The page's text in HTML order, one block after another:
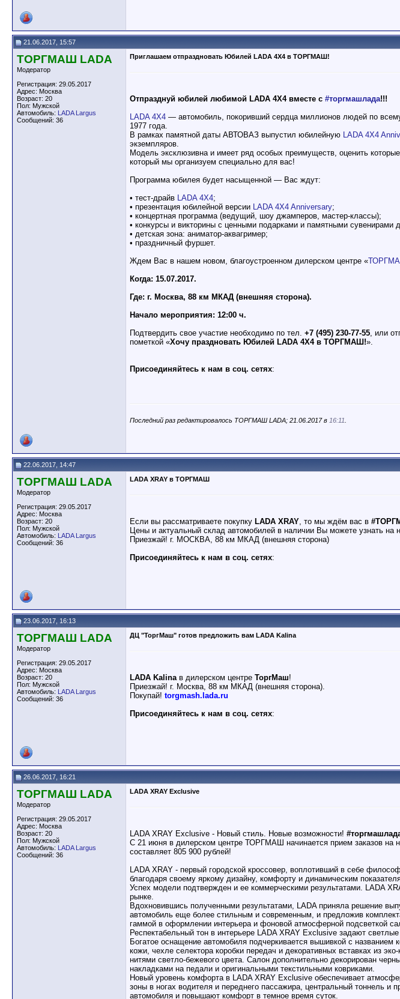
21.06.2017, 15:57
ТОРГМАШ LADA
Модератор
Регистрация: 29.05.2017
Адрес: Москва
Возраст: 20
Пол: Мужской
Автомобиль: LADA Largus
Сообщений: 36
Приглашаем отпраздновать Юбилей LADA 4X4 в ТОРГМАШ!
Отпразднуй юбилей любимой LADA 4X4 вместе с #торгмашлада!!!
LADA 4X4 — автомобиль, покоривший сердца миллионов людей по
1977 года.
В рамках памятной даты АВТОВАЗ выпустил юбилейную LADA 4X4
экземпляров.
Модель эксклюзивна и имеет ряд особых преимуществ, оценить
который мы организуем специально для вас!
Программа юбилея будет насыщенной — Вас ждут:
• тест-драйв LADA 4X4;
• презентация юбилейной версии LADA 4X4 Anniversary;
• концертная программа (ведущий, шоу джамперов, мастер-классы);
• конкурсы и викторины с ценными подарками и памятными сувенирами
• детская зона: аниматор-аквагример;
• праздничный фуршет.
Ждем Вас в нашем новом, благоустроенном дилерском центре «
Когда: 15.07.2017.
Где: г. Москва, 88 км МКАД (внешняя сторона).
Начало мероприятия: 12:00 ч.
Подтвердить свое участие необходимо по тел. +7 (495) 230-77-55, или
пометкой «Хочу праздновать Юбилей LADA 4X4 в ТОРГМАШ!».
Присоединяйтесь к нам в соц. сетях:
Последний раз редактировалось ТОРГМАШ LADA; 21.06.2017 в 16:11
22.06.2017, 14:47
ТОРГМАШ LADA
Модератор
Регистрация: 29.05.2017
Адрес: Москва
Возраст: 20
Пол: Мужской
Автомобиль: LADA Largus
Сообщений: 36
LADA XRAY в ТОРГМАШ
Если вы рассматриваете покупку LADA XRAY, то мы ждём вас в
Цены и актуальный склад автомобилей в наличии Вы можете узнать на
Приезжай! г. МОСКВА, 88 км МКАД (внешняя сторона)
Присоединяйтесь к нам в соц. сетях:
23.06.2017, 16:13
ТОРГМАШ LADA
Модератор
Регистрация: 29.05.2017
Адрес: Москва
Возраст: 20
Пол: Мужской
Автомобиль: LADA Largus
Сообщений: 36
ДЦ "ТоргМаш" готов предложить вам LADA Kalina
LADA Kalinaв дилерском центре ТоргМаш!
Приезжай! г. Москва, 88 км МКАД (внешняя сторона).
Покупай! torgmash.lada.ru
Присоединяйтесь к нам в соц. сетях:
26.06.2017, 16:21
ТОРГМАШ LADA
Модератор
Регистрация: 29.05.2017
Адрес: Москва
Возраст: 20
Пол: Мужской
Автомобиль: LADA Largus
Сообщений: 36
LADA XRAY Exclusive
LADA XRAY Exclusive - Новый стиль. Новые возможности!
С 21 июня в дилерском центре ТОРГМАШ начинается прием заказов на
составляет 805 900 рублей!
LADA XRAY - первый городской кроссовер, воплотивший в себе
благодаря своему яркому дизайну, комфорту и динамическим
Успех модели подтвержден и ее коммерческими результатами. LADA
рынке.
Вдохновившись полученными результатами, LADA приняла решение
автомобиль еще более стильным и современным, и предложив
гаммой в оформлении интерьера и фоновой атмосферной подсветкой
Респектабельный тон в интерьере LADA XRAY Exclusive задают
Богатое оснащение автомобиля подчеркивается вышивкой с названием
кожи, чехле селектора коробки передач и декоративных вставках из
нитями светло-бежевого цвета. Салон дополнительно декорирован
накладками на педали и оригинальными текстильными ковриками.
Новый уровень комфорта в LADA XRAY Exclusive обеспечивает
зоны в ногах водителя и переднего пассажира, центральный тоннель и
автомобиля и повышают комфорт в темное время суток.